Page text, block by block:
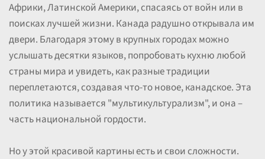
Африки, Латинской Америки, спасаясь от войн или в
поисках лучшей жизни. Канада радушно открывала им
двери. Благодаря этому в крупных городах можно
услышать десятки языков, попробовать кухню любой
страны мира и увидеть, как разные традиции
переплетаются, создавая что-то новое, канадское. Эта
политика называется "мультикультурализм", и она –
часть национальной гордости.
Но у этой красивой картины есть и свои сложности.